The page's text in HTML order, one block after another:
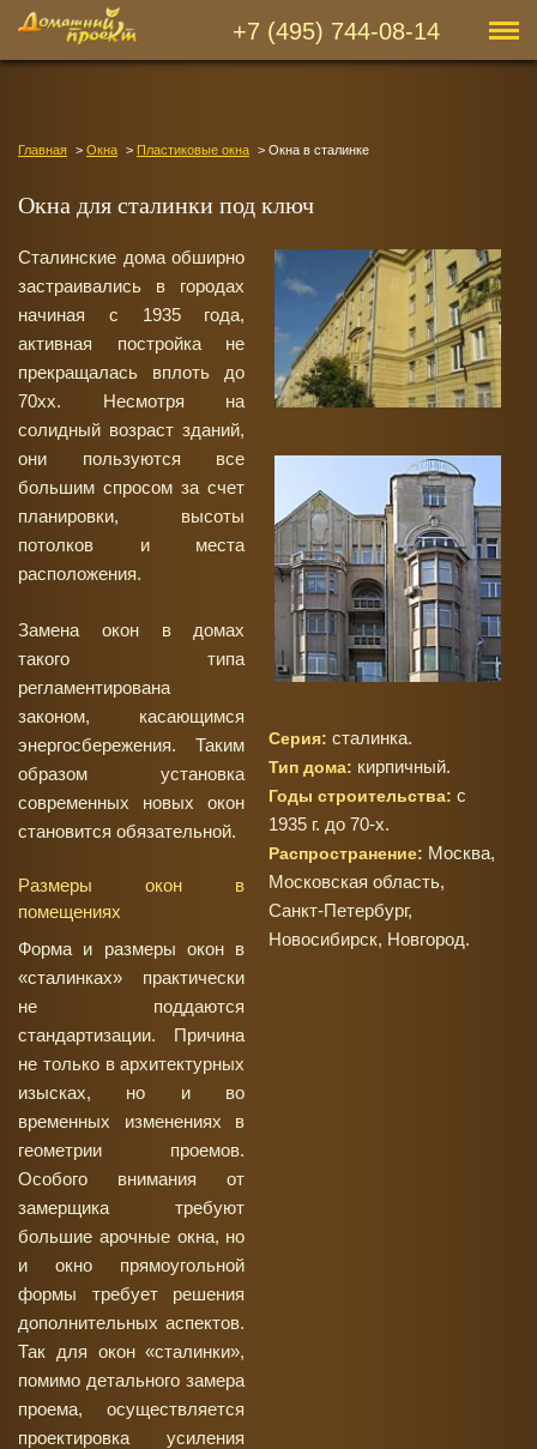
+7 (495) 744-08-14
Главная Окна Пластиковые окна Окна в сталинке
Окна для сталинки под ключ
Сталинские дома обширно
застраивались в городах
начиная с 1935 года,
активная постройка не
прекращалась вплоть до
70хх. Несмотря на
солидный возраст зданий,
они пользуются все
большим спросом за счет
планировки, высоты
потолков и места
расположения.
Замена окон в домах
такого типа
регламентирована
законом, касающимся
энергосбережения. Таким
образом установка
современных новых окон
становится обязательной.
Размеры окон в
помещениях
Форма и размеры окон в
«сталинках» практически
не поддаются
стандартизации. Причина
не только в архитектурных
изысках, но и во
временных изменениях в
геометрии проемов.
Особого внимания от
замерщика требуют
большие арочные окна, но
и окно прямоугольной
формы требует решения
дополнительных аспектов.
Так для окон «сталинки»,
помимо детального замера
проема, осуществляется
проектировка усиления
Серия: сталинка.
Тип дома: кирпичный.
Годы строительства: с
1935 г. до 70-х.
Распространение: Москва,
Московская область,
Санкт-Петербург,
Новосибирск, Новгород.